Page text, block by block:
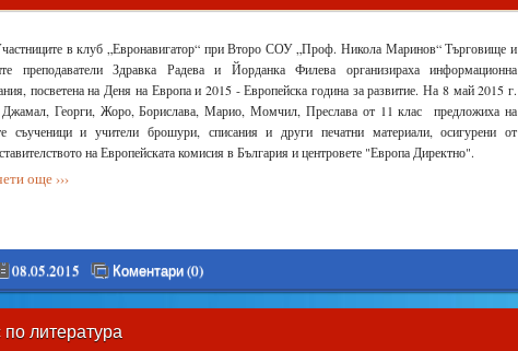
в клуб „Евронавигатор“ при Второ СОУ „Проф. Никола Маринов“ Търговище и
преподаватели Здравка Радева и Йорданка Филева организираха информационна
посветена на Деня на Европа и 2015 - Европейска година за развитие. На 8 май 2015 г.
Георги, Жоро, Борислава, Марио, Момчил, Преслава от 11 клас предложиха на
съученици и учители брошури, списания и други печатни материали, осигурени от
на Европейската комисия в България и центровете "Европа Директно".
още ›››
08.05.2015 Коментари (0)
литература